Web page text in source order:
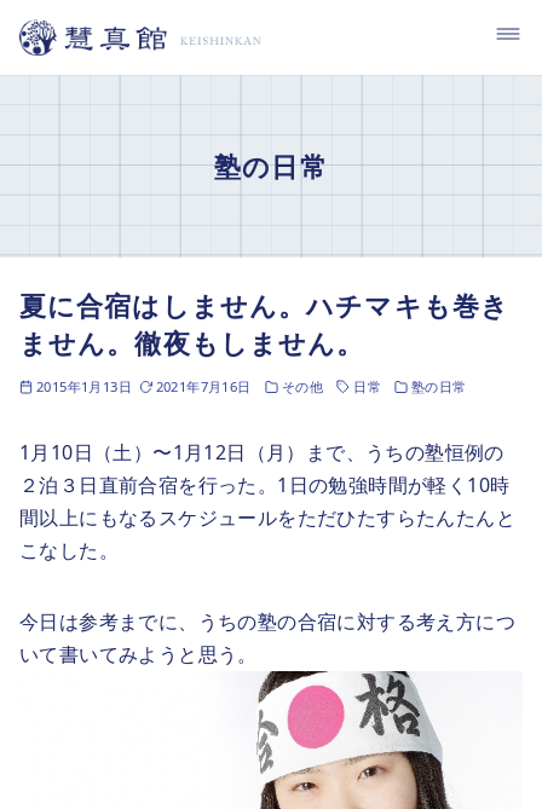
テ
塾の日常
夏に合宿はしません。ハチマキも巻き
ません。徹夜もしません。
2015年1月13日 2021年7月16日 その他 日常 塾の日常
1月10日（土）〜1月12日（月）まで、うちの塾恒例の
２泊３日直前合宿を行った。1日の勉強時間が軽く10時
間以上にもなるスケジュールをただひたすらたんたんと
こなした。
今日は参考までに、うちの塾の合宿に対する考え方につ
いて書いてみようと思う。